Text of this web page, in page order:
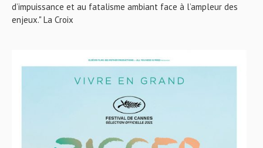
d’impuissance et au fatalisme ambiant face à l’ampleur des
enjeux." La Croix